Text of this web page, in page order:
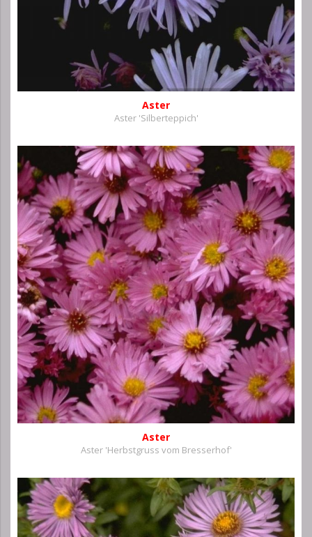
Aster
Aster 'Silberteppich'
Aster
Aster 'Herbstgruss vom Bresserhof'